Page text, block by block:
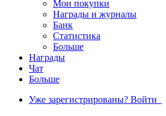
Мои покупки
Награды и журналы
Банк
Статистика
Больше
Награды
Чат
Больше
Уже зарегистрированы? Войти